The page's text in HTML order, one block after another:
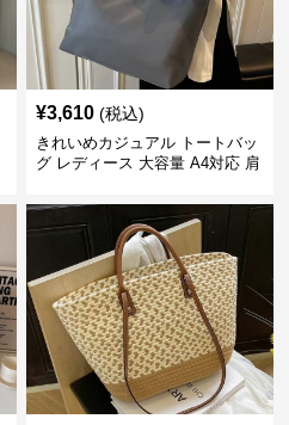
¥3,610 (税込)
きれいめカジュアル トートバッ
グ レディース 大容量 A4対応 肩